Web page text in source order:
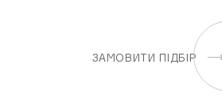
ЗАМОВИТИ ПІДБІР